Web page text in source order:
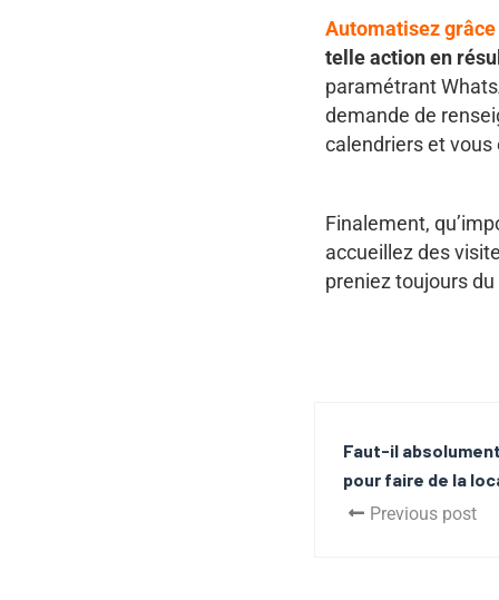
Automatisez
telle action en
paramétrant
demande de
calendriers et
Finalement,
accueillez des
preniez toujours du
Faut-il
pour faire de la
Previous post